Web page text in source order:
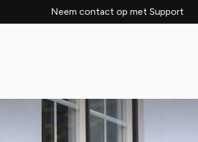
Neem contact op met Support